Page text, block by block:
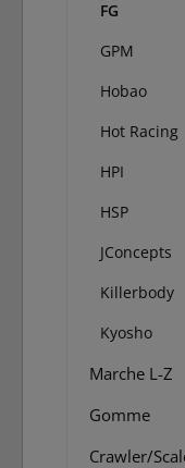
FG
GPM
Hobao
Hot Racing
HPI
HSP
JConcepts
Killerbody
Kyosho
Marche L-Z
Gomme
Crawler/